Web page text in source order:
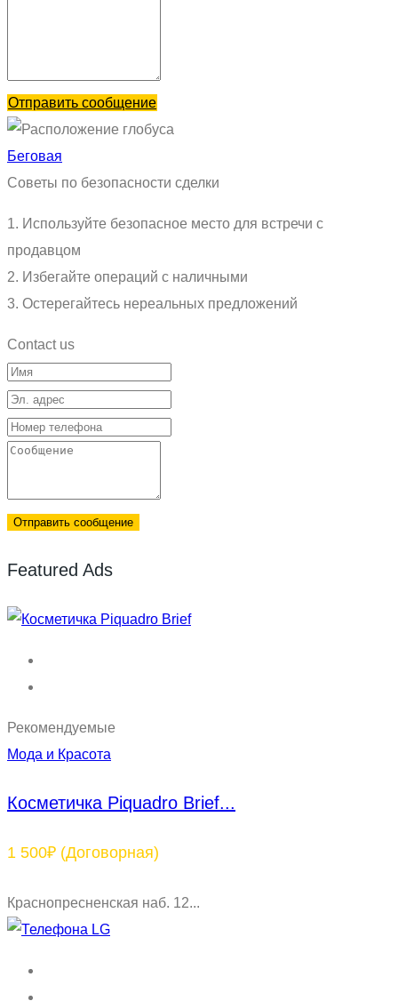
Отправить сообщение
Беговая
Советы по безопасности сделки
1. Используйте безопасное место для встречи с
продавцом
2. Избегайте операций с наличными
3. Остерегайтесь нереальных предложений
Contact us
Отправить сообщение
Featured Ads
Рекомендуемые
Мода и Красота
Косметичка Piquadro Brief...
1 500₽ (Договорная)
Краснопресненская наб. 12...